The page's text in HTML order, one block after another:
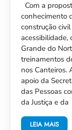
Com a
conhecimento
construção
acessibilidade,
Grande do
treinamentos
nos Canteiros.
apoio da
das Pessoas
da Justiça e da
LEIA MAIS